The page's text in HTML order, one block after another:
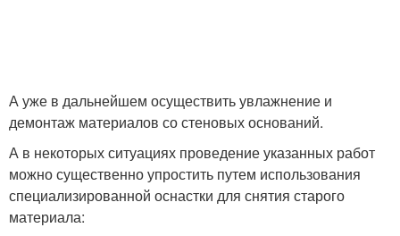
А уже в дальнейшем осуществить увлажнение и
демонтаж материалов со стеновых оснований.
А в некоторых ситуациях проведение указанных работ
можно существенно упростить путем использования
специализированной оснастки для снятия старого
материала: